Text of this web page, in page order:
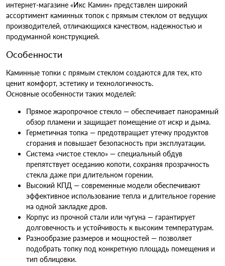
интернет-магазине «Икс Камин» представлен широкий
ассортимент каминных топок с прямым стеклом от ведущих
производителей, отличающихся качеством, надежностью и
продуманной конструкцией.
Особенности
Каминные топки с прямым стеклом создаются для тех, кто
ценит комфорт, эстетику и технологичность.
Основные особенности таких моделей:
Прямое жаропрочное стекло — обеспечивает панорамный
обзор пламени и защищает помещение от искр и дыма.
Герметичная топка — предотвращает утечку продуктов
сгорания и повышает безопасность при эксплуатации.
Система «чистое стекло» — специальный обдув
препятствует оседанию копоти, сохраняя прозрачность
стекла даже при длительном горении.
Высокий КПД — современные модели обеспечивают
эффективное использование тепла и длительное горение
на одной закладке дров.
Корпус из прочной стали или чугуна — гарантирует
долговечность и устойчивость к высоким температурам.
Разнообразие размеров и мощностей — позволяет
подобрать топку под конкретную площадь помещения и
тип облицовки.